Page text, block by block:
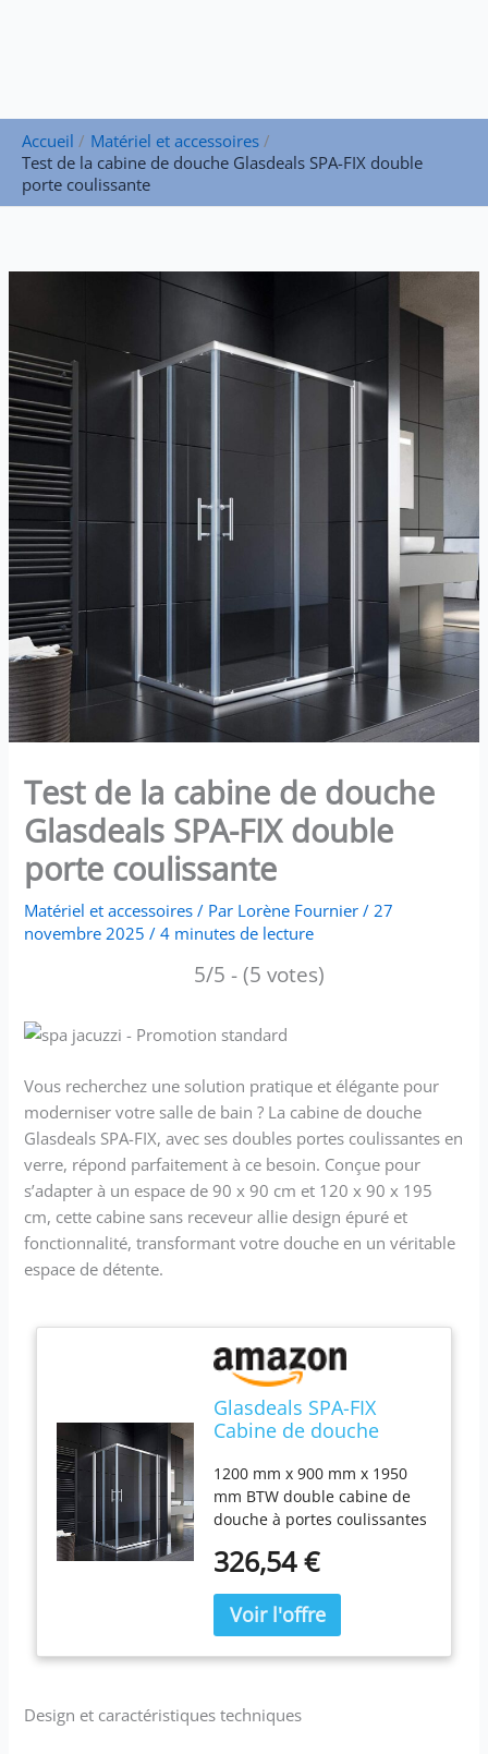
Accueil
Matériel et accessoires
Test de la cabine de douche Glasdeals SPA-FIX double
porte coulissante
Test de la cabine de douche
Glasdeals SPA-FIX double
porte coulissante
Matériel et accessoires / Par Lorène Fournier/ 27
novembre 2025/4 minutes de lecture
5/5 - (5 votes)
Vous recherchez une solution pratique et élégante pour
moderniser votre salle de bain ? La cabine de douche
Glasdeals SPA-FIX, avec ses doubles portes coulissantes en
verre, répond parfaitement à ce besoin. Conçue pour
s’adapter à un espace de 90 x 90 cm et 120 x 90 x 195
cm, cette cabine sans receveur allie design épuré et
fonctionnalité, transformant votre douche en un véritable
espace de détente.
Glasdeals SPA-FIX
Cabine de douche
coulissante en verre 90
x 90 cm,
120*90*195cm ohne
Duschtasse
1200 mm x 900 mm x 1950
mm BTW double cabine de
douche à portes coulissantes
selon la norme BS EN 12150
l'accès de 380 mm Garantie
12 ans après achat
Attention.: sans receveur de
326,54 €
Design et caractéristiques techniques